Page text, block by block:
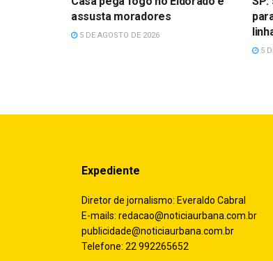
assusta moradores
5 DE AGOSTO DE 2026
5
Expediente
Diretor de jornalismo: Everaldo Cabral
E-mails: redacao@noticiaurbana.com.br
publicidade@noticiaurbana.com.br
Telefone: 22 992265652